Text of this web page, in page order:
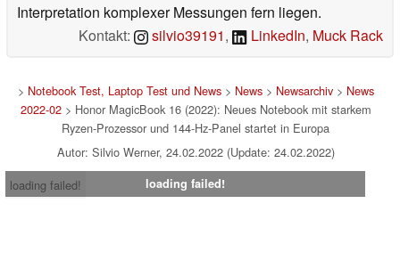
Interpretation komplexer Messungen fern liegen.
Kontakt:
silvio39191, LinkedIn, Muck Rack
> Notebook Test, Laptop Test und News> News> Newsarchiv> News
2022-02> Honor MagicBook 16 (2022): Neues Notebook mit starkem
Ryzen-Prozessor und 144-Hz-Panel startet in Europa
Autor: Silvio Werner, 24.02.2022 (Update: 24.02.2022)
loading failed!
loading failed!